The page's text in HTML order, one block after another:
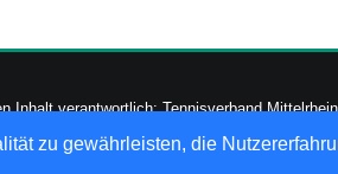
zu gewährleisten, die
Inhalt verantwortlich: Tennisverband
GmbH - Automatisierte
Datenschutz